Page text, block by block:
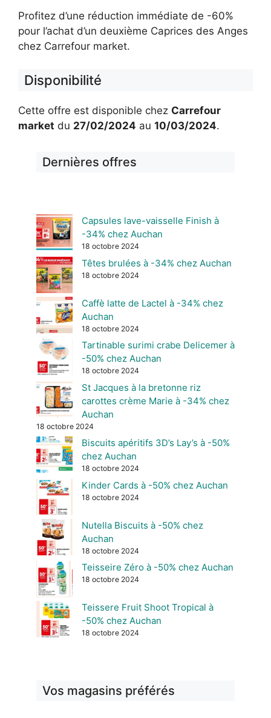
Profitez d’une réduction immédiate de -60%
pour l’achat d’un deuxième Caprices des Anges
chez Carrefour market.
Disponibilité
Cette offre est disponible chez Carrefour
market du 27/02/2024 au 10/03/2024.
Dernières offres
Capsules lave-vaisselle Finish à
-34% chez Auchan
18 octobre 2024
Têtes brulées à -34% chez Auchan
18 octobre 2024
Caffè latte de Lactel à -34% chez
Auchan
18 octobre 2024
Tartinable surimi crabe Delicemer à
-50% chez Auchan
18 octobre 2024
St Jacques à la bretonne riz
carottes crème Marie à -34% chez
Auchan
18 octobre 2024
Biscuits apéritifs 3D’s Lay’s à -50%
chez Auchan
18 octobre 2024
Kinder Cards à -50% chez Auchan
18 octobre 2024
Nutella Biscuits à -50% chez
Auchan
18 octobre 2024
Teisseire Zéro à -50% chez Auchan
18 octobre 2024
Teissere Fruit Shoot Tropical à
-50% chez Auchan
18 octobre 2024
Vos magasins préférés